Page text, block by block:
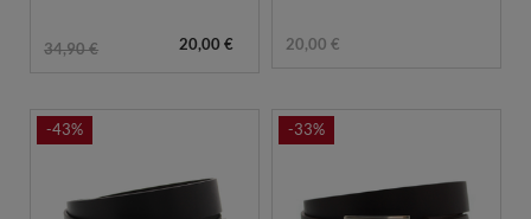
34,90 € 20,00 € 20,00 €
-43% -33%